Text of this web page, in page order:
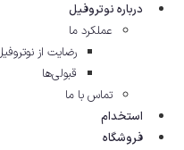
درباره نوتروفیل
عملکرد ما
رضایت از نوتروفیل
قبولی‌ها
تماس با ما
استخدام
فروشگاه